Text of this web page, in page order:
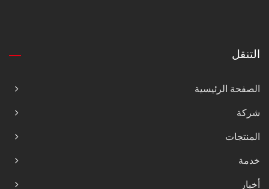
التنقل
الصفحة الرئيسية
شركة
المنتجات
خدمة
أخبار